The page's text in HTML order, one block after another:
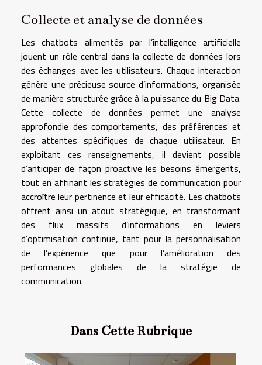
Collecte et analyse de données
Les chatbots alimentés par l’intelligence artificielle
jouent un rôle central dans la collecte de données lors
des échanges avec les utilisateurs. Chaque interaction
génère une précieuse source d’informations, organisée
de manière structurée grâce à la puissance du Big Data.
Cette collecte de données permet une analyse
approfondie des comportements, des préférences et
des attentes spécifiques de chaque utilisateur. En
exploitant ces renseignements, il devient possible
d’anticiper de façon proactive les besoins émergents,
tout en affinant les stratégies de communication pour
accroître leur pertinence et leur efficacité. Les chatbots
offrent ainsi un atout stratégique, en transformant
des flux massifs d’informations en leviers
d’optimisation continue, tant pour la personnalisation
de l’expérience que pour l’amélioration des
performances globales de la stratégie de
communication.
Dans Cette Rubrique